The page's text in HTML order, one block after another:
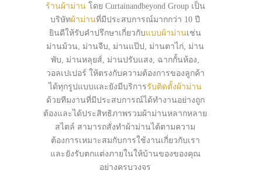
ร้านผ้าม่านโดย Curtainandbeyond Group เป็น
บริษัทผ้าม่านที่มีประสบการณ์มากกว่า 10 ปี
ยินดีให้รับคำปรึกษาเกี่ยวกับแบบผ้าม่านเช่น
ม่านม้วน, ม่านจีบ, ม่านแป๊ป, ม่านตาไก่, ม่าน
พับ, ม่านหลุยส์, ม่านปรับแสง, ฉากกั้นห้อง,
วอลเปเปอร์ ให้ตรงกับความต้องการของลูกค้า
ได้ทุกรูปแบบและยังมีบริการรับติดตั้งผ้าม่าน
ด้วยทีมงานที่มีประสบการณ์ได้ทำงานอย่างถูก
ต้องและได้ประสิทธิภาพรวมผ้าม่านหลากหลาย
สไตล์ สามารถสั่งทำผ้าม่านได้ตามความ
ต้องการเหมาะสมกับการใช้งานเกี่ยวกับเรา
และยังรับตกแต่งภายในให้บ้านของของคุณ
อย่างครบวงจร